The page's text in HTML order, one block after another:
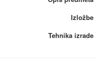
Izložbe
Tehnika izrade